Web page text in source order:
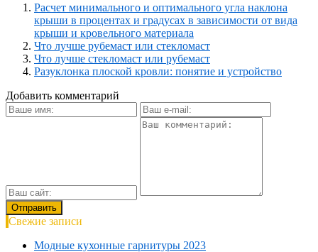
Расчет минимального и оптимального угла наклона
крыши в процентах и градусах в зависимости от вида
крыши и кровельного материала
Что лучше рубемаст или стекломаст
Что лучше стекломаст или рубемаст
Разуклонка плоской кровли: понятие и устройство
Добавить комментарий
Свежие записи
Модные кухонные гарнитуры 2023